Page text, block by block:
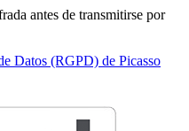
antes de transmitirse por
Datos (RGPD) de Picasso